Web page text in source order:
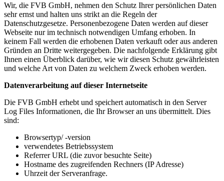
Wir, die FVB GmbH, nehmen den Schutz Ihrer persönlichen Daten
sehr ernst und halten uns strikt an die Regeln der
Datenschutzgesetze. Personenbezogene Daten werden auf dieser
Webseite nur im technisch notwendigen Umfang erhoben. In
keinem Fall werden die erhobenen Daten verkauft oder aus anderen
Gründen an Dritte weitergegeben. Die nachfolgende Erklärung gibt
Ihnen einen Überblick darüber, wie wir diesen Schutz gewährleisten
und welche Art von Daten zu welchem Zweck erhoben werden.
Datenverarbeitung auf dieser Internetseite
Die FVB GmbH erhebt und speichert automatisch in den Server
Log Files Informationen, die Ihr Browser an uns übermittelt. Dies
sind:
Browsertyp/ -version
verwendetes Betriebssystem
Referrer URL (die zuvor besuchte Seite)
Hostname des zugreifenden Rechners (IP Adresse)
Uhrzeit der Serveranfrage.